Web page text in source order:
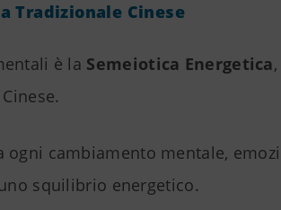
Tradizionale Cinese
è la Semeiotica Energetica
ogni cambiamento mentale,
squilibrio energetico.